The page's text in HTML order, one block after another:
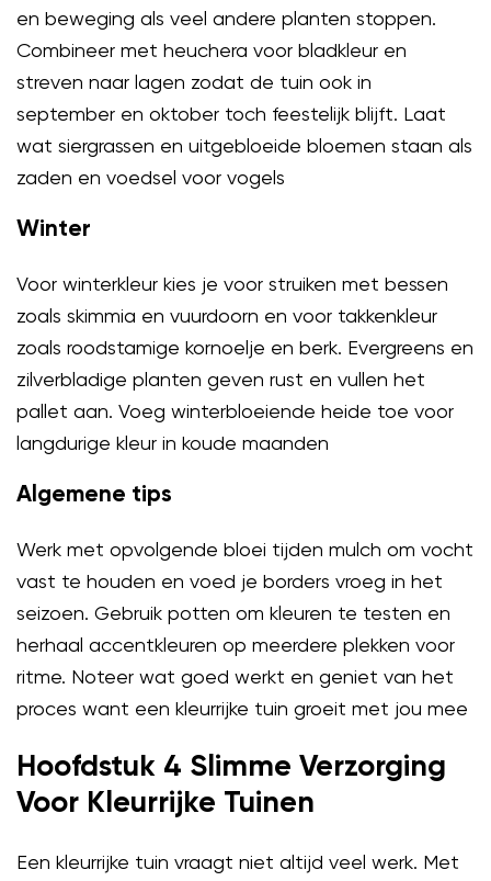
en beweging als veel andere planten stoppen.
Combineer met heuchera voor bladkleur en
streven naar lagen zodat de tuin ook in
september en oktober toch feestelijk blijft. Laat
wat siergrassen en uitgebloeide bloemen staan als
zaden en voedsel voor vogels
Winter
Voor winterkleur kies je voor struiken met bessen
zoals skimmia en vuurdoorn en voor takkenkleur
zoals roodstamige kornoelje en berk. Evergreens en
zilverbladige planten geven rust en vullen het
pallet aan. Voeg winterbloeiende heide toe voor
langdurige kleur in koude maanden
Algemene tips
Werk met opvolgende bloei tijden mulch om vocht
vast te houden en voed je borders vroeg in het
seizoen. Gebruik potten om kleuren te testen en
herhaal accentkleuren op meerdere plekken voor
ritme. Noteer wat goed werkt en geniet van het
proces want een kleurrijke tuin groeit met jou mee
Hoofdstuk 4 Slimme Verzorging
Voor Kleurrijke Tuinen
Een kleurrijke tuin vraagt niet altijd veel werk. Met